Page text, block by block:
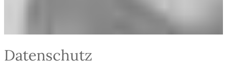
Datenschutz